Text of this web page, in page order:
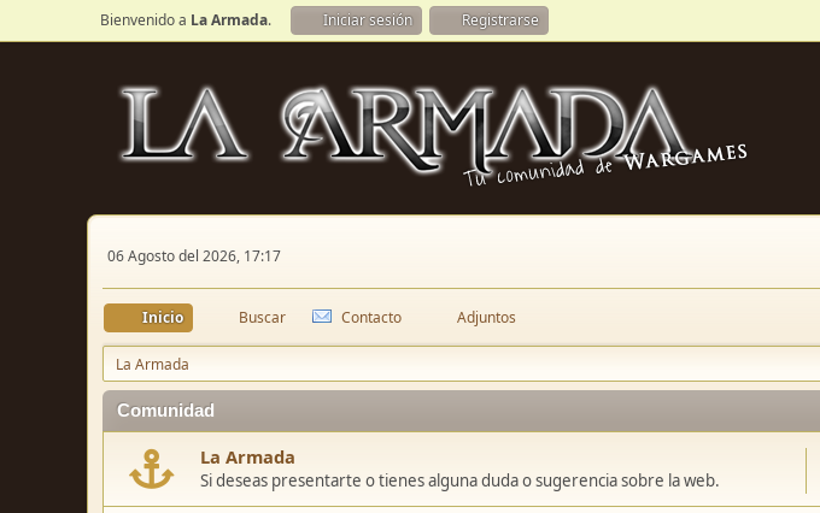
Bienvenido a La Armada. Iniciar sesión Registrarse
06 Agosto del 2026, 17:17
Inicio Buscar Contacto Adjuntos
La Armada
Comunidad
La Armada
Si deseas presentarte o tienes alguna duda o sugerencia sobre la web.